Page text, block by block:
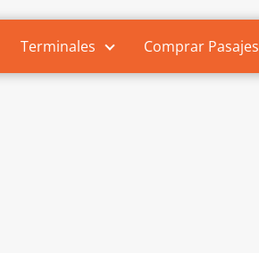
Terminales Comprar Pasajes